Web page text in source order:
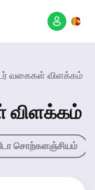
வகைகள் விளக்கம்
விளக்கம்
சொற்களஞ்சியம்